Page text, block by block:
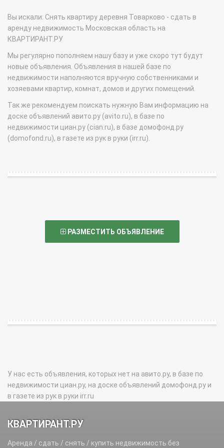
Вы искали: Снять квартиру деревня Товарково - сдать в
аренду недвижимость Московская область на
КВАРТИРАНТ.РУ
Мы регулярно пополняем нашу базу и уже скоро тут будут
новые объявления. Объявления в нашей базе по
недвижимости наполняются вручную собственниками и
хозяевами квартир, комнат, домов и других помещений.
Так же рекомендуем поискать нужную Вам информацию на
доске объявлений авито.ру (avito.ru), в базе по
недвижимости циан.ру (cian.ru), в базе домофонд.ру
(domofond.ru), в газете из рук в руки (irr.ru).
РАЗМЕСТИТЬ ОБЪЯВЛЕНИЕ
У нас есть объявления, которых нет на авито.ру, в базе по
недвижимости циан.ру, на доске объявлений домофонд.ру и
в газете из рук в руки irr.ru
КВАРТИРАНТ.РУ
Аренда / сдать / снять / купить недвижимость без